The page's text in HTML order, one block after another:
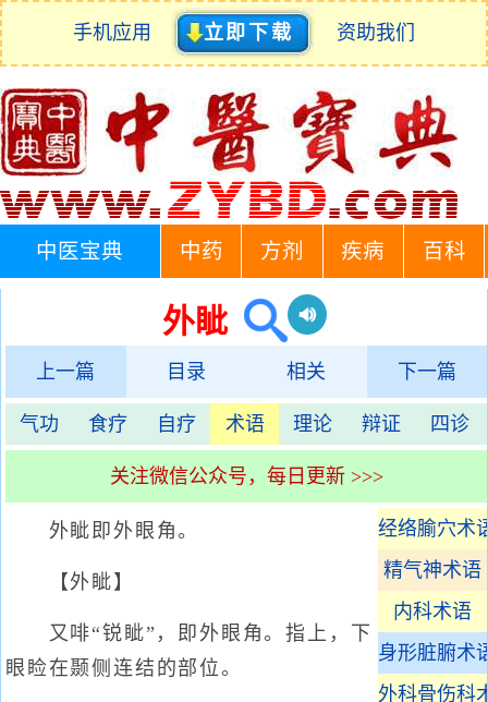
手机应用 立即下载 资助我们
中医宝典 中药 方剂 疾病 百科
外眦
上一篇 目录 相关 下一篇
气功 食疗 自疗 术语 理论 辩证 四诊
关注微信公众号，每日更新 >>>
经络腧穴术
精气神术语
内科术语
身形脏腑术
外科骨伤科
外眦即外眼角。
【外眦】
又啡“锐眦”，即外眼角。指上，下
眼睑在颞侧连结的部位。